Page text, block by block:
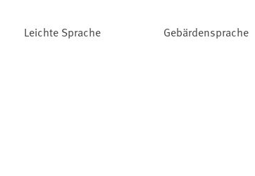
Leichte Sprache Gebärdensprache